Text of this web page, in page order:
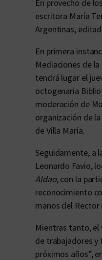
En provecho de
escritora María
Argentinas,
En primera
Mediaciones de
tendrá lugar el
octogenaria
moderación de
organización de
de Villa María.
Seguidamente, a
Leonardo Favio,
Aldao, con la
reconocimiento
manos del
Mientras tanto, el
de trabajadores y
próximos años”,